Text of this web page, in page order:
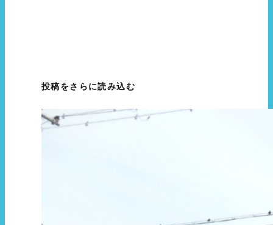
投稿をさらに読み込む